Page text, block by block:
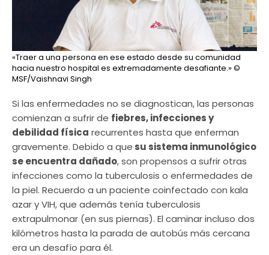
«Traer a una persona en ese estado desde su comunidad
hacia nuestro hospital es extremadamente desafiante.»©
MSF/Vaishnavi Singh
Si las enfermedades no se diagnostican, las personas
comienzan a sufrir de fiebres, infecciones y
debilidad física recurrentes hasta que enferman
gravemente. Debido a que su sistema inmunológico
se encuentra dañado, son propensos a sufrir otras
infecciones como la tuberculosis o enfermedades de
la piel. Recuerdo a un paciente coinfectado con kala
azar y VIH, que además tenía tuberculosis
extrapulmonar (en sus piernas). El caminar incluso dos
kilómetros hasta la parada de autobús más cercana
era un desafío para él.